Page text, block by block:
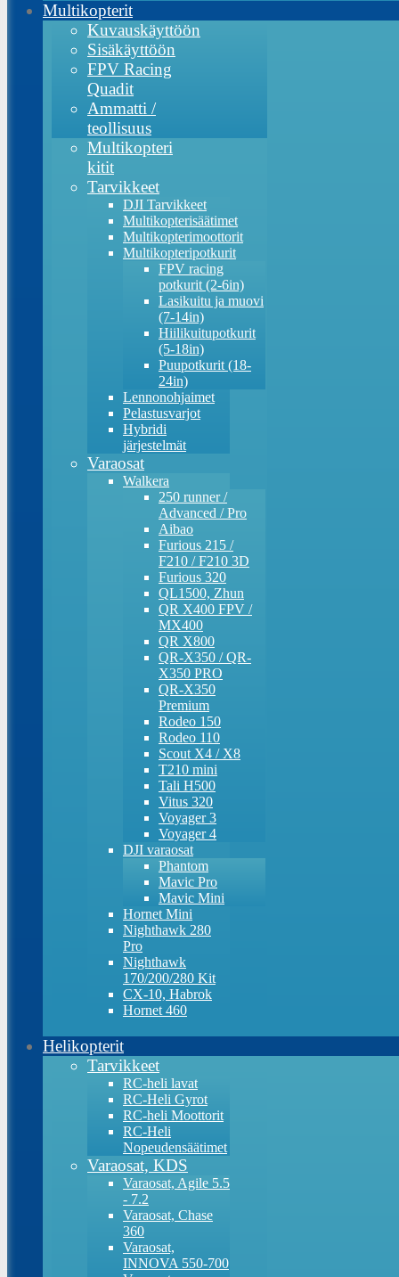
Multikopterit
Kuvauskäyttöön
Sisäkäyttöön
FPV Racing
Quadit
Ammatti /
teollisuus
Multikopteri
kitit
Tarvikkeet
DJI Tarvikkeet
Multikopterisäätimet
Multikopterimoottorit
Multikopteripotkurit
FPV racing
potkurit (2-6in)
Lasikuitu ja muovi
(7-14in)
Hiilikuitupotkurit
(5-18in)
Puupotkurit (18-
24in)
Lennonohjaimet
Pelastusvarjot
Hybridi
järjestelmät
Varaosat
Walkera
250 runner /
Advanced / Pro
Aibao
Furious 215 /
F210 / F210 3D
Furious 320
QL1500, Zhun
QR X400 FPV /
MX400
QR X800
QR-X350 / QR-
X350 PRO
QR-X350
Premium
Rodeo 150
Rodeo 110
Scout X4 / X8
T210 mini
Tali H500
Vitus 320
Voyager 3
Voyager 4
DJI varaosat
Phantom
Mavic Pro
Mavic Mini
Hornet Mini
Nighthawk 280
Pro
Nighthawk
170/200/280 Kit
CX-10, Habrok
Hornet 460
Helikopterit
Tarvikkeet
RC-heli lavat
RC-Heli Gyrot
RC-heli Moottorit
RC-Heli
Nopeudensäätimet
Varaosat, KDS
Varaosat, Agile 5.5
- 7.2
Varaosat, Chase
360
Varaosat,
INNOVA 550-700